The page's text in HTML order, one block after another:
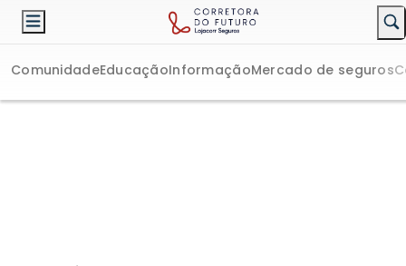
ComunidadeEducaçãoInformaçãoMercado de seguros